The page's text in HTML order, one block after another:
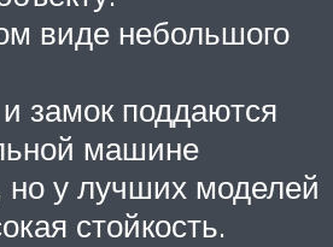
виде небольшого
замок поддаются
машине
но у лучших моделей
стойкость.